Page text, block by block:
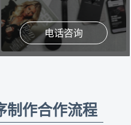
电话咨询
制作合作流程